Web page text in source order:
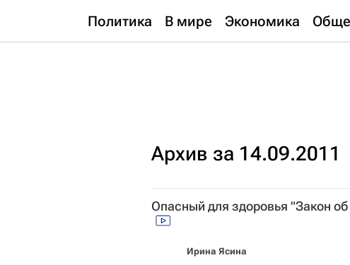
Политика В мире Экономика
Архив за 14.09.2011
Опасный для здоровья "Закон
Ирина Ясина